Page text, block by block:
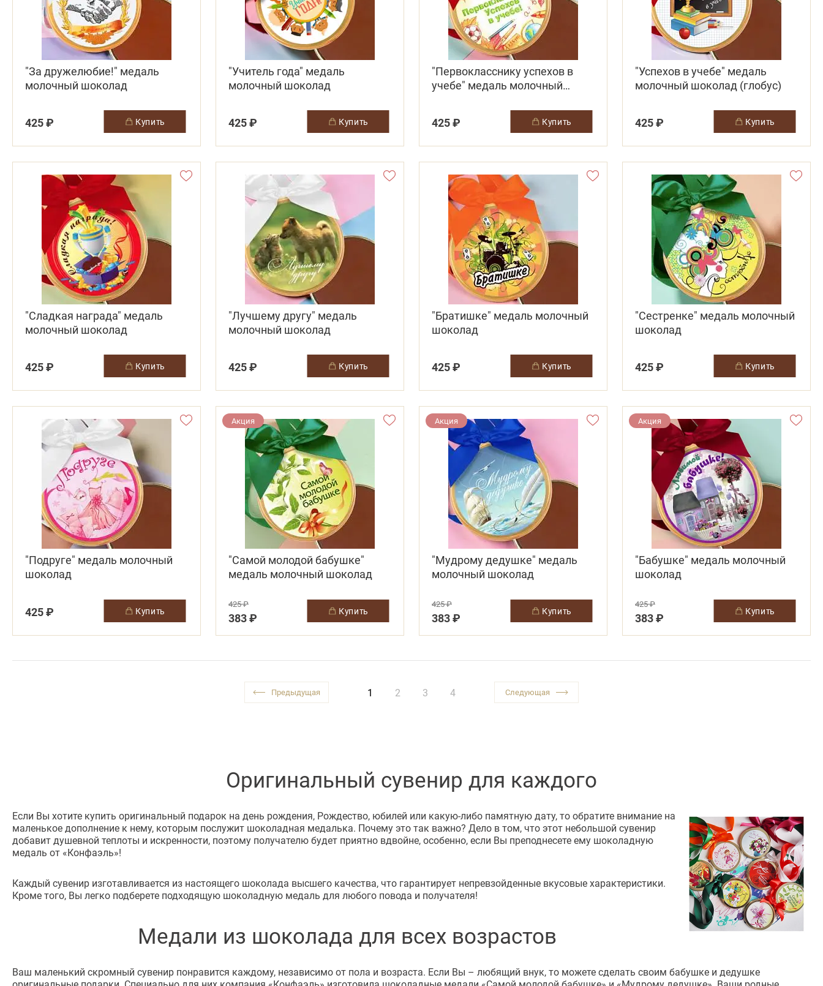
"За дружелюбие!" медаль
молочный шоколад
425 ₽ купить
"Учитель года" медаль
молочный шоколад
425 ₽ купить
"Первокласснику успехов в
учебе" медаль молочный
425 ₽
купить
"Успехов в учебе" медаль
молочный шоколад (глобус)
425 ₽ купить
"Сладкая награда" медаль
молочный шоколад
425 ₽ купить
"Лучшему другу" медаль
молочный шоколад
425 ₽ купить
"Братишке" медаль молочный
шоколад
425 ₽ купить
"Сестренке" медаль молочный
шоколад
425 ₽ купить
"Подруге" медаль молочный
шоколад
425 ₽ купить
Акция
"Самой молодой бабушке"
медаль молочный шоколад
425 ₽
383 ₽
купить
Акция
"Мудрому дедушке" медаль
молочный шоколад
425 ₽
383 ₽
купить
Акция
"Бабушке" медаль молочный
шоколад
425 ₽
383 ₽
купить
1 2 3 4
Оригинальный сувенир для каждого
Если Вы хотите купить оригинальный подарок на день рождения, Рождество, юбилей или какую-либо памятную дату, то обратите внимание на
маленькое дополнение к нему, которым послужит шоколадная медалька. Почему это так важно? Дело в том, что этот небольшой сувенир
добавит душевной теплоты и искренности, поэтому получателю будет приятно вдвойне, особенно, если Вы преподнесете ему шоколадную
медаль от «Конфаэль»!
Каждый сувенир изготавливается из настоящего шоколада высшего качества, что гарантирует непревзойденные вкусовые характеристики.
Кроме того, Вы легко подберете подходящую шоколадную медаль для любого повода и получателя!
Медали из шоколада для всех возрастов
Ваш маленький скромный сувенир понравится каждому, независимо от пола и возраста. Если Вы – любящий внук, то можете сделать своим бабушке и дедушке